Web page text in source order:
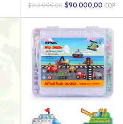
$140.000,00 $90.000,00 COP